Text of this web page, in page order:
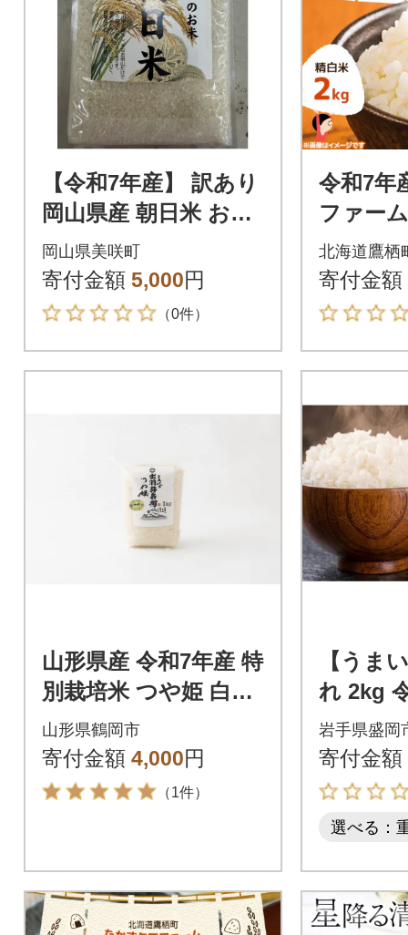
【令和7年産】 訳あり
岡山県産 朝日米 お試
し 2kg|岡山生まれの
名米 酢飯にも愛され
る
岡山県美咲町
寄付金額 5,000円
（0件）
令和7年
ファー
か 2kg
袋)
北海道鷹栖
寄付金額
山形県産 令和7年産 特
別栽培米 つや姫 白米
1kg
山形県鶴岡市
寄付金額 4,000円
（1件）
【うま
れ 2kg
岩手県盛岡
寄付金額
選べる：